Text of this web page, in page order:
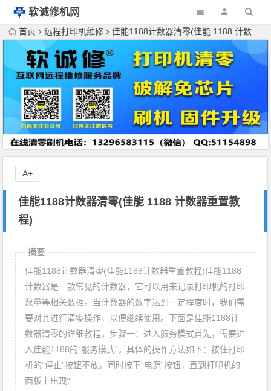
软诚修机网
首页 远程打印机维修 佳能1188计数器清零(佳能 1188 计数器重置教程)
佳能1188计数器清零(佳能 1188 计数器重置教
程)
A+
摘要
佳能1188计数器清零(佳能1188计数器重置教程)佳能1188
计数器是一款常见的计数器，它可以用来记录打印机的打印
数量等相关数据。当计数器的数字达到一定程度时，我们需
要对其进行清零操作，以便继续使用。下面是佳能1188计
数器清零的详细教程。步骤一：进入服务模式首先，需要进
入佳能1188的“服务模式”。具体的操作方法如下：按住打印
机的“停止”按钮不放。同时按下“电源”按钮，直到打印机的
面板上出现“